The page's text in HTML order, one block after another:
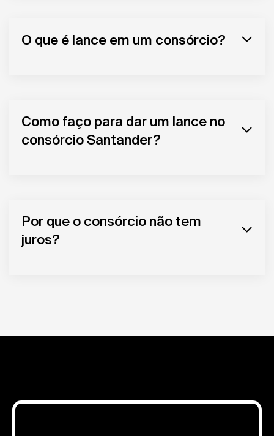
O que é lance em um consórcio?
Como faço para dar um lance no
consórcio Santander?
Por que o consórcio não tem
juros?